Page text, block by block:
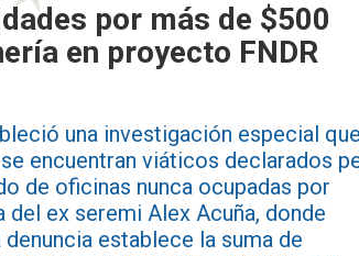
por más de $500
en proyecto FNDR
una investigación especial que
encuentran viáticos declarados
de oficinas nunca ocupadas por
ex seremi Alex Acuña, donde
establece la suma de